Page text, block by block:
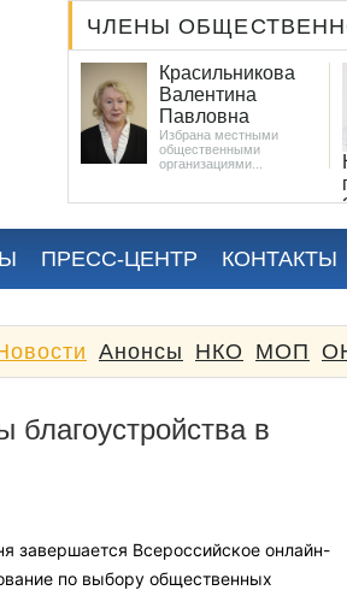
ЧЛЕНЫ
Красильникова
Валентина
Павловна
Избрана местными
общественными
организациями...
ПРЕСС-ЦЕНТР КОНТАКТЫ
МОП
НКО
Анонсы
благоустройства в
завершается Всероссийское онлайн-
по выбору общественных